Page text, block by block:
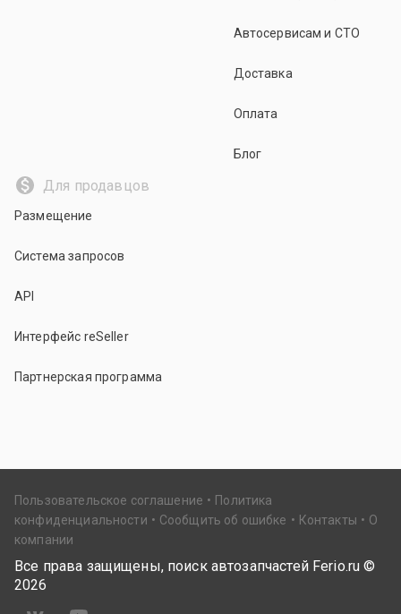
Автосервисам и СТО
Доставка
Оплата
Блог
Для продавцов
Размещение
Система запросов
API
Интерфейс reSeller
Партнерская программа
Пользовательское соглашение
Политика
конфиденциальности
Сообщить об ошибке Контакты
О
компании
Все права защищены, поиск автозапчастей Ferio.ru ©
2026